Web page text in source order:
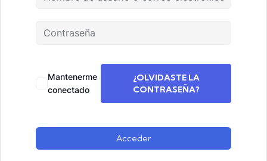
Mantenerme
conectado
¿OLVIDASTE LA
CONTRASEÑA?
Acceder